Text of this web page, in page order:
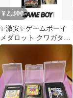
¥2,300
✨激安✨ゲームボーイ
メダロット クワガタバ
ージョン 箱説付き